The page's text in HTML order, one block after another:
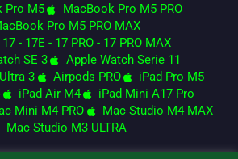
Pro M5
MacBook Pro M5 PRO
Pro M5 PRO MAX
- 17E - 17 PRO - 17 PRO MAX
SE 3
Apple Watch Serie 11
3
Airpods PRO
iPad Pro M5
iPad Air M4
iPad Mini A17 Pro
Mini M4 PRO
Mac Studio M4 MAX
Mac Studio M3 ULTRA